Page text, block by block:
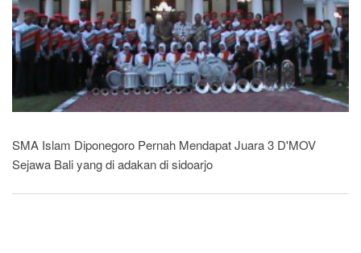
SMA Islam Diponegoro Pernah Mendapat Juara 3 D'MOV
Sejawa Bali yang di adakan di sidoarjo